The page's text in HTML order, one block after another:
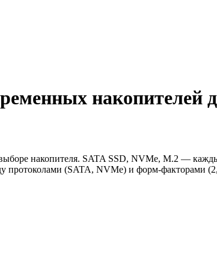
накопителей
накопителя. SATA SSD, NVMe, M.2 —
протоколами (SATA, NVMe) и форм-факторами